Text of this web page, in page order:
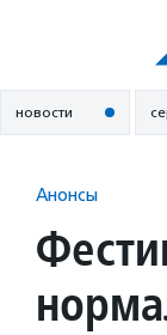
новости
Анонсы